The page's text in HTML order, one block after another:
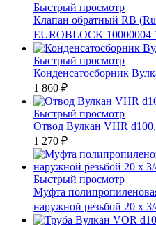
Быстрый просмотр
Клапан обратный RB
EUROBLOCK 10000004
Быстрый просмотр
Конденсатосборник
1 860 ₽
Быстрый просмотр
Отвод Вулкан VHR
1 270 ₽
Быстрый просмотр
Муфта
наружной резьбой 20 x 3/